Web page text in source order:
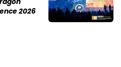
2026